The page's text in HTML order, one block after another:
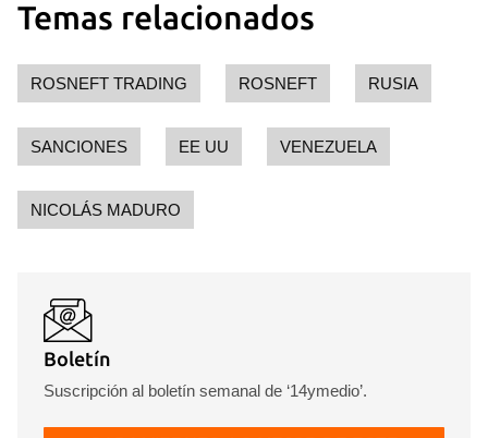
iniciar sesión con tu cuenta de 14ymedio.
Temas relacionados
ROSNEFT TRADING ROSNEFT RUSIA
SANCIONES EE UU VENEZUELA
NICOLÁS MADURO
Boletín
Suscripción al boletín semanal de ‘14ymedio’.